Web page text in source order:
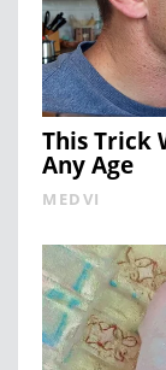
This Trick
Any Age
MEDVI